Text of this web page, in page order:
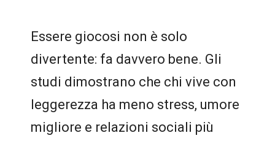
Essere giocosi non è solo
divertente: fa davvero bene. Gli
studi dimostrano che chi vive con
leggerezza ha meno stress, umore
migliore e relazioni sociali più